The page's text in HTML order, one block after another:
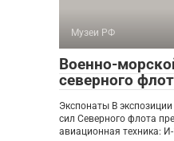
Музеи РФ
Военно-
северного
Экспонаты В
сил Северного флота
авиационная техника: